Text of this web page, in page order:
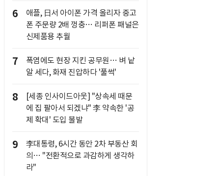
6
애플, 日서 아이폰 가격 올리자 중고
폰 주문량 2배 껑충… 리퍼폰 패널은
신제품용 추월
7
폭염에도 현장 지킨 공무원… 벼 낱
알 세다, 화재 진압하다 '풀썩'
8
[세종 인사이드아웃] "상속세 때문
에 집 팔아서 되겠냐" 李 약속한 '공
제 확대' 도입 불발
9
李대통령, 6시간 동안 2차 부동산 회
의… "전환적으로 과감하게 생각하
라"